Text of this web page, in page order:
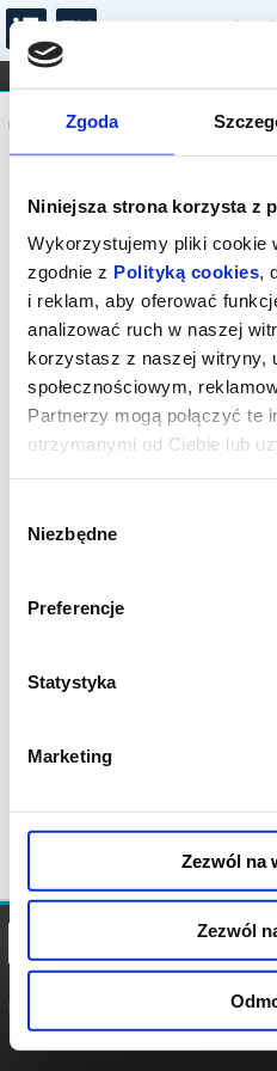
Zgoda
Niniejsza strona korzysta z
Wykorzystujemy pliki cookie
zgodnie z Polityką cookies,
i reklam, aby oferować
analizować ruch w naszej
korzystasz z naszej witryny,
społecznościowym,
Partnerzy mogą połączyć te
otrzymanymi od Ciebie lub
zgody
Niezbędne
Preferencje
Statystyka
Marketing
Zezwól na
Zezwól
FILHARMONIA OPERA I
DLA DZIECI
Komunikat
Sprzedaż biletów
została zakończona.